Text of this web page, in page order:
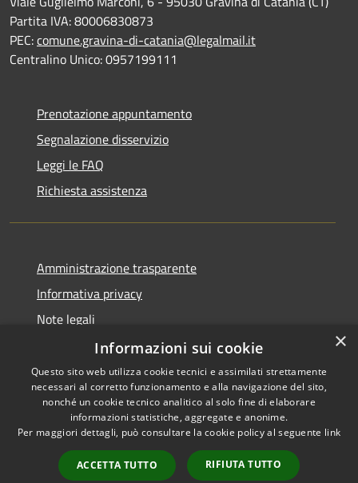
Partita IVA: 80006830873
PEC:comune.gravina-di-catania@legalmail.it
Centralino Unico: 0957199111
Prenotazione appuntamento
Segnalazione disservizio
Leggi le FAQ
Richiesta assistenza
Amministrazione trasparente
Informativa privacy
Note legali
Dichiarazione di accessibilità
RSS
Accessibilità
Copyright © 2026 • Comune di
byMunicipium
Accesso
×
Informazioni sui cookie
Questo sito web utilizza cookie tecnici e assimilati strettamente
necessari al corretto funzionamento e alla navigazione del sito,
nonché un cookie tecnico analitico al solo fine di elaborare
informazioni statistiche, aggregate e anonime.
Per maggiori dettagli, può consultare la cookie policy al seguente link
ACCETTA TUTTO RIFIUTA TUTTO